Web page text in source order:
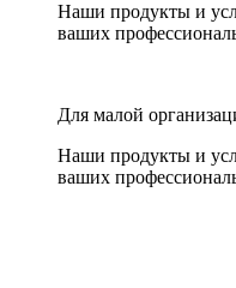
Наши продукты и
ваших
Для малой
Наши продукты и
ваших